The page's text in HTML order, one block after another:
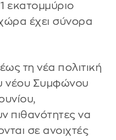
εκατομμύριο
έχει σύνορα
τη νέα πολιτική
νέου Συμφώνου
πιθανότητες να
σε ανοιχτές